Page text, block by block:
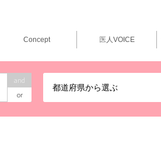
and
or
都道府県から選ぶ
Concept 医人VOICE